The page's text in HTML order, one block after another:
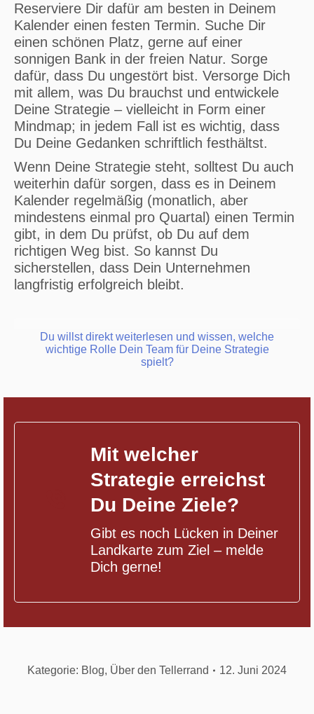
Reserviere Dir dafür am besten in Deinem
Kalender einen festen Termin. Suche Dir
einen schönen Platz, gerne auf einer
sonnigen Bank in der freien Natur. Sorge
dafür, dass Du ungestört bist. Versorge Dich
mit allem, was Du brauchst und entwickele
Deine Strategie – vielleicht in Form einer
Mindmap; in jedem Fall ist es wichtig, dass
Du Deine Gedanken schriftlich festhältst.
Wenn Deine Strategie steht, solltest Du auch
weiterhin dafür sorgen, dass es in Deinem
Kalender regelmäßig (monatlich, aber
mindestens einmal pro Quartal) einen Termin
gibt, in dem Du prüfst, ob Du auf dem
richtigen Weg bist. So kannst Du
sicherstellen, dass Dein Unternehmen
langfristig erfolgreich bleibt.
Du willst direkt weiterlesen und wissen, welche
wichtige Rolle Dein Team für Deine Strategie
spielt?
Mit welcher
Strategie erreichst
Du Deine Ziele?
Gibt es noch Lücken in Deiner
Landkarte zum Ziel – melde
Dich gerne!
Kategorie: Blog, Über den Tellerrand 12. Juni 2024